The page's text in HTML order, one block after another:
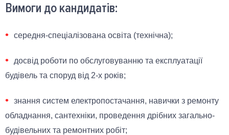
Вимоги до кандидатів:
середня-спеціалізована освіта (технічна);
досвід роботи по обслуговуванню та експлуатації
будівель та споруд від 2-х років;
знання систем електропостачання, навички з ремонту
обладнання, сантехніки, проведення дрібних загально-
будівельних та ремонтних робіт;